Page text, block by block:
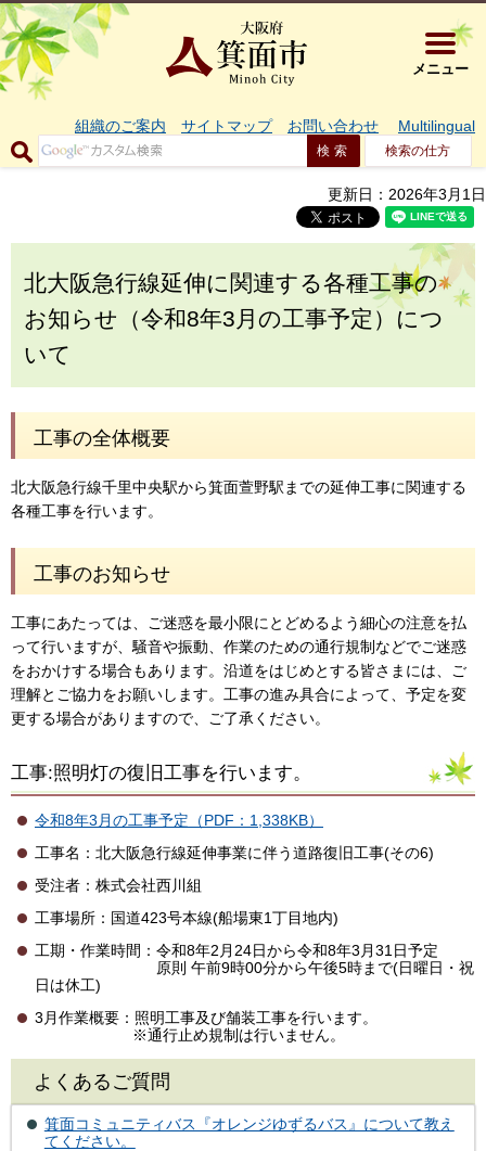
大阪府箕
メニュー
組織のご案内 サイトマップ お問い合わせ Multilingual
検索の仕方
更新日：2026年3月1日
北大阪急行線延伸に関連する各種工事の
お知らせ（令和8年3月の工事予定）につ
いて
工事の全体概要
北大阪急行線千里中央駅から箕面萱野駅までの延伸工事に関連する
各種工事を行います。
工事のお知らせ
工事にあたっては、ご迷惑を最小限にとどめるよう細心の注意を払
って行いますが、騒音や振動、作業のための通行規制などでご迷惑
をおかけする場合もあります。沿道をはじめとする皆さまには、ご
理解とご協力をお願いします。工事の進み具合によって、予定を変
更する場合がありますので、ご了承ください。
工事:照明灯の復旧工事を行います。
令和8年3月の工事予定（PDF：1,338KB）
工事名：北大阪急行線延伸事業に伴う道路復旧工事(その6)
受注者：株式会社西川組
工事場所：国道423号本線(船場東1丁目地内)
工期・作業時間：令和8年2月24日から令和8年3月31日予定
原則 午前9時00分から午後5時まで(日曜日・祝
日は休工)
3月作業概要：照明工事及び舗装工事を行います。
※通行止め規制は行いません。
よくあるご質問
箕面コミュニティバス『オレンジゆずるバス』について教え
てください。